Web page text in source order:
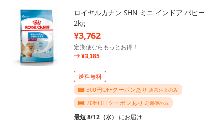
ロイヤルカナン SHN ミニ インドア パピー
2kg
¥3,762
定期便ならもっとお得！
¥3,385
送料無料
300円OFFクーポンあり 通常注文のみ
20%OFFクーポンあり 定期便のみ
最短 8/12（水） にお届け